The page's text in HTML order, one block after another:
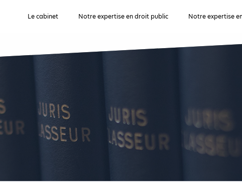
Le cabinet Notre expertise en droit public Notre expertise